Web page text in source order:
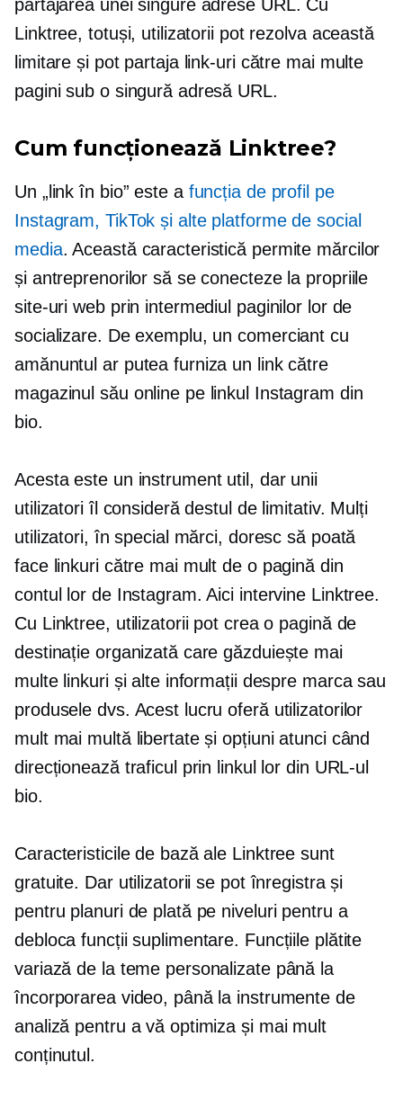
partajarea unei singure adrese URL. Cu
Linktree, totuși, utilizatorii pot rezolva această
limitare și pot partaja link-uri către mai multe
pagini sub o singură adresă URL.
Cum funcționează Linktree?
Un „link în bio” este a funcția de profil pe
Instagram, TikTok și alte platforme de social
media. Această caracteristică permite mărcilor
și antreprenorilor să se conecteze la propriile
site-uri web prin intermediul paginilor lor de
socializare. De exemplu, un comerciant cu
amănuntul ar putea furniza un link către
magazinul său online pe linkul Instagram din
bio.
Acesta este un instrument util, dar unii
utilizatori îl consideră destul de limitativ. Mulți
utilizatori, în special mărci, doresc să poată
face linkuri către mai mult de o pagină din
contul lor de Instagram. Aici intervine Linktree.
Cu Linktree, utilizatorii pot crea o pagină de
destinație organizată care găzduiește mai
multe linkuri și alte informații despre marca sau
produsele dvs. Acest lucru oferă utilizatorilor
mult mai multă libertate și opțiuni atunci când
direcționează traficul prin linkul lor din URL-ul
bio.
Caracteristicile de bază ale Linktree sunt
gratuite. Dar utilizatorii se pot înregistra și
pentru planuri de plată pe niveluri pentru a
debloca funcții suplimentare. Funcțiile plătite
variază de la teme personalizate până la
încorporarea video, până la instrumente de
analiză pentru a vă optimiza și mai mult
conținutul.